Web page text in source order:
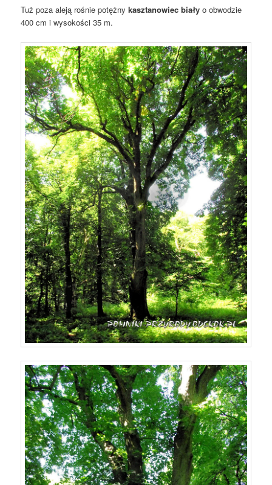
Tuż poza aleją rośnie potężnykasztanowiec biały o obwodzie
400 cm i wysokości 35 m.